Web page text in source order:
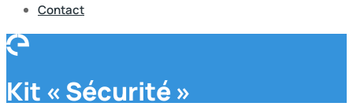
Contact
Kit « Sécurité »